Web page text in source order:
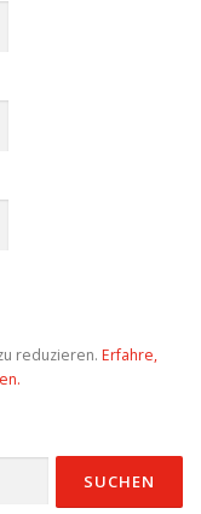
reduzieren. Erfahre,